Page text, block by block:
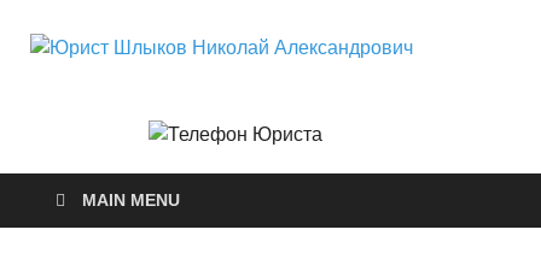
581-24-30
MAIN MENU